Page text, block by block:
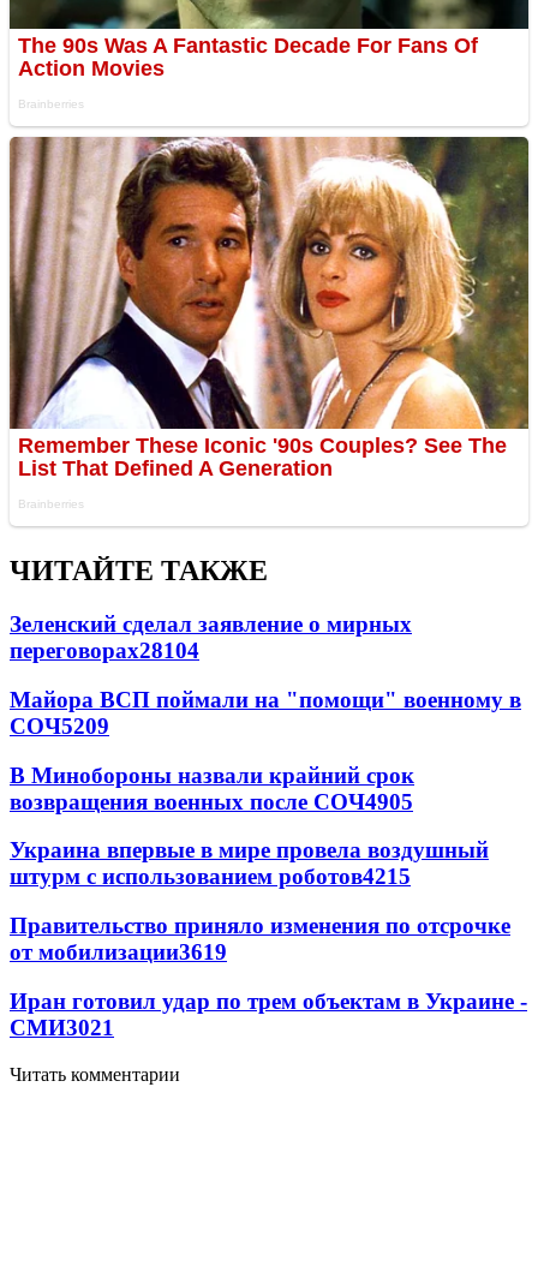
ЧИТАЙТЕ ТАКЖЕ
Зеленский сделал заявление о мирных
переговорах28104
Майора ВСП поймали на "помощи" военному в
СОЧ5209
В Минобороны назвали крайний срок
возвращения военных после СОЧ4905
Украина впервые в мире провела воздушный
штурм с использованием роботов4215
Правительство приняло изменения по отсрочке
от мобилизации3619
Иран готовил удар по трем объектам в Украине -
СМИ3021
Читать комментарии